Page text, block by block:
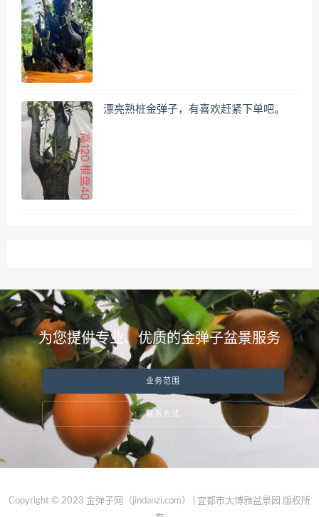
漂亮熟桩金弹子，有喜欢赶紧下单吧。
为您提供专业、优质的金弹子盆景服务
业务范围
联系方式
Copyright © 2023 金弹子网（jindanzi.com） | 宜都市大博雅盆景园 版权所